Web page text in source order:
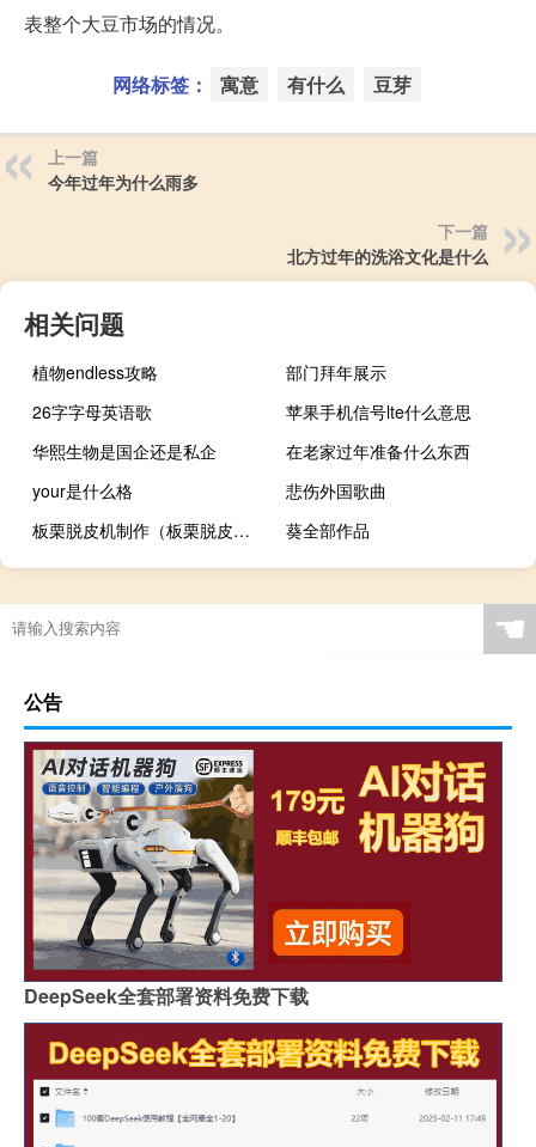
表整个大豆市场的情况。
网络标签： 寓意 有什么 豆芽
上一篇
今年过年为什么雨多
下一篇
北方过年的洗浴文化是什么
相关问题
植物endless攻略
部门拜年展示
26字字母英语歌
苹果手机信号lte什么意思
华熙生物是国企还是私企
在老家过年准备什么东西
your是什么格
悲伤外国歌曲
板栗脱皮机制作（板栗脱皮机）
葵全部作品
☚
公告
DeepSeek全套部署资料免费下载